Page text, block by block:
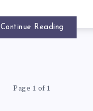
Continue Reading
Page 1 of 1